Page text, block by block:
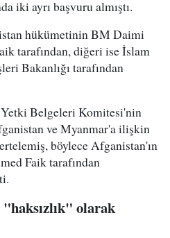
iki ayrı başvuru almıştı.
hükümetinin BM Daimi
tarafından, diğeri ise İslam
Bakanlığı tarafından
Belgeleri Komitesi'nin
ve Myanmar'a ilişkin
böylece Afganistan'ın
Faik tarafından
olarak